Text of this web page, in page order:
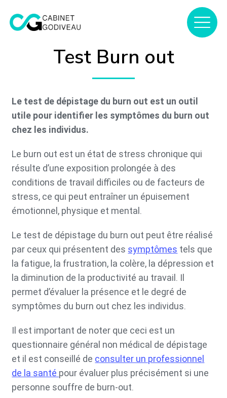
Test Burn out
Le test de dépistage du burn out est un outil
utile pour identifier les symptômes du burn out
chez les individus.
Le burn out est un état de stress chronique qui
résulte d’une exposition prolongée à des
conditions de travail difficiles ou de facteurs de
stress, ce qui peut entraîner un épuisement
émotionnel, physique et mental.
Le test de dépistage du burn out peut être réalisé
par ceux qui présentent des symptômes tels que
la fatigue, la frustration, la colère, la dépression et
la diminution de la productivité au travail. Il
permet d’évaluer la présence et le degré de
symptômes du burn out chez les individus.
Il est important de noter que ceci est un
questionnaire général non médical de dépistage
et il est conseillé de consulter un professionnel
de la santé pour évaluer plus précisément si une
personne souffre de burn-out.